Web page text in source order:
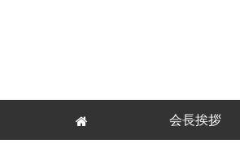
会長挨拶